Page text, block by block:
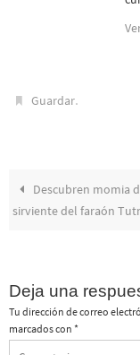
Guardar.
Descubren momia
sirviente del faraón
Deja una
Tu dirección de correo
marcados con *